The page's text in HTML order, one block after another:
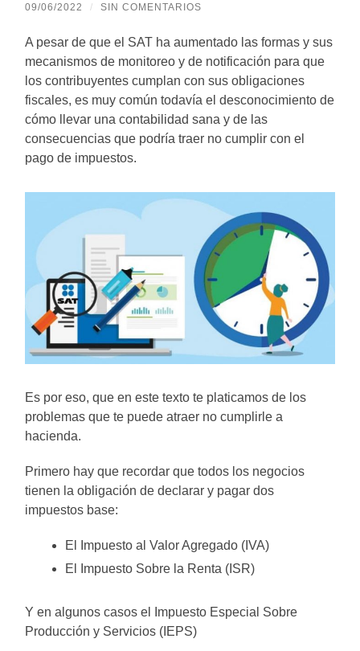
09/06/2022 / SIN COMENTARIOS
A pesar de que el SAT ha aumentado las formas y sus
mecanismos de monitoreo y de notificación para que
los contribuyentes cumplan con sus obligaciones
fiscales, es muy común todavía el desconocimiento de
cómo llevar una contabilidad sana y de las
consecuencias que podría traer no cumplir con el
pago de impuestos.
Es por eso, que en este texto te platicamos de los
problemas que te puede atraer no cumplirle a
hacienda.
Primero hay que recordar que todos los negocios
tienen la obligación de declarar y pagar dos
impuestos base:
El Impuesto al Valor Agregado (IVA)
El Impuesto Sobre la Renta (ISR)
Y en algunos casos el Impuesto Especial Sobre
Producción y Servicios (IEPS)